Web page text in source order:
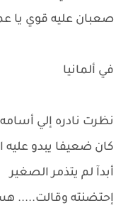
صعبان عليه قوي يا
في ألمانيا
نظرت نادره إلي
كان ضعيفا يبدو
أبدآ لم يتذمر الصغير
إحتضنته وقالت.....